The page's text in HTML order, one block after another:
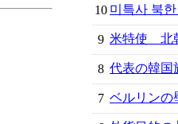
10 미특사 북
9 米特使 北
8 代表の韓国
7 ベルリン